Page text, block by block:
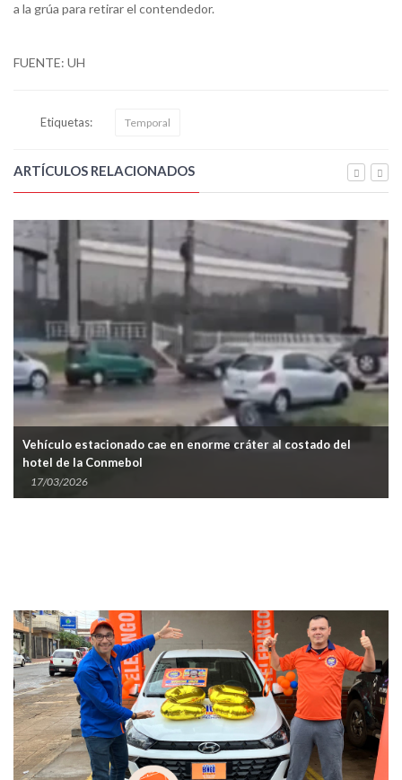
a la grúa para retirar el contendedor.
FUENTE: UH
Etiquetas: Temporal
ARTÍCULOS RELACIONADOS
Vehículo estacionado cae en enorme cráter al costado del
hotel de la Conmebol
17/03/2026